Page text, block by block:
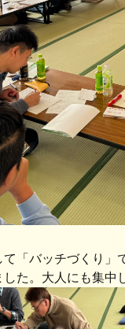
「バッチづくり」
た。大人にも集中